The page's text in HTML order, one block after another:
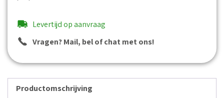
Levertijd op aanvraag
Vragen? Mail, bel of chat met ons!
Productomschrijving